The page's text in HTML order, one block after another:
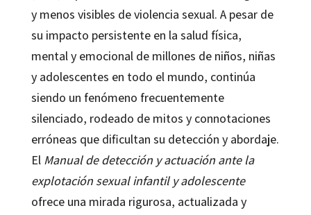
y menos visibles de violencia sexual. A pesar de
su impacto persistente en la salud física,
mental y emocional de millones de niños, niñas
y adolescentes en todo el mundo, continúa
siendo un fenómeno frecuentemente
silenciado, rodeado de mitos y connotaciones
erróneas que dificultan su detección y abordaje.
El Manual de detección y actuación ante la
explotación sexual infantil y adolescente
ofrece una mirada rigurosa, actualizada y